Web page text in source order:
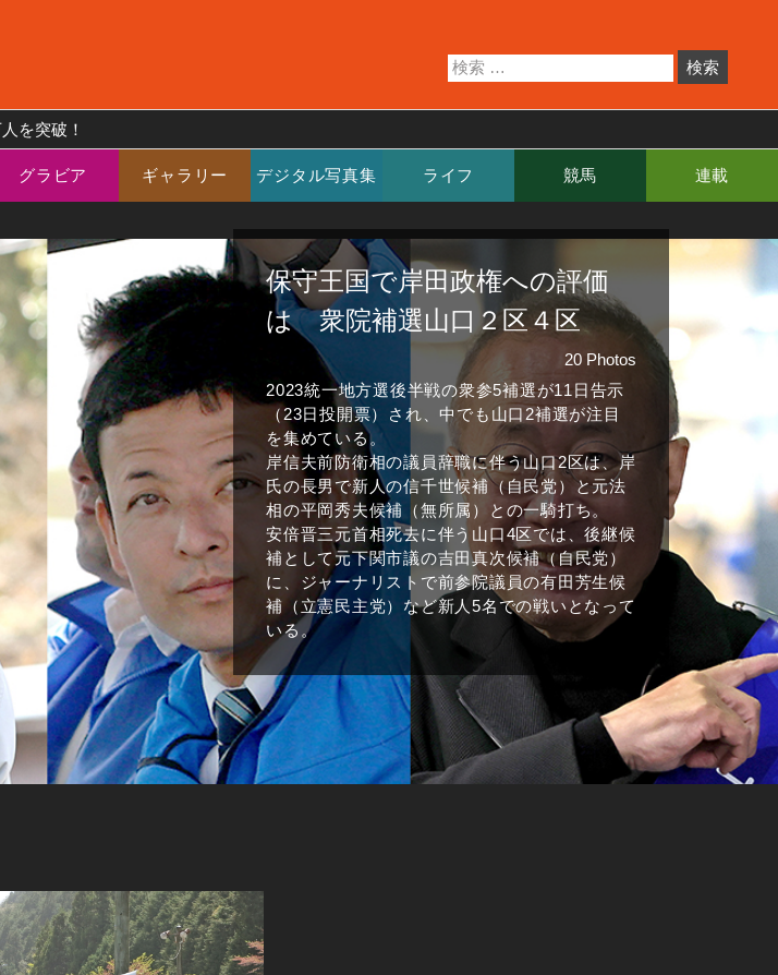
を突破！
グラビア ギャラリー デジタル写真集 ライフ 競馬 連載
保守王国で岸田政権への評価
は 衆院補選山口２区４区
20 Photos
2023統一地方選後半戦の衆参5補選が11日告示
（23日投開票）され、中でも山口2補選が注目
を集めている。
岸信夫前防衛相の議員辞職に伴う山口2区は、岸
氏の長男で新人の信千世候補（自民党）と元法
相の平岡秀夫候補（無所属）との一騎打ち。
安倍晋三元首相死去に伴う山口4区では、後継候
補として元下関市議の吉田真次候補（自民党）
に、ジャーナリストで前参院議員の有田芳生候
補（立憲民主党）など新人5名での戦いとなって
いる。